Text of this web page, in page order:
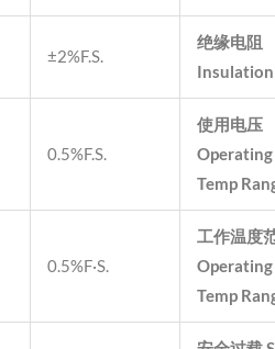
±2%F.S.
绝缘电阻
Insulation
0.5%F.S.
使用电压
Operating
Temp
0.5%F·S.
工作温度
Operating
Temp